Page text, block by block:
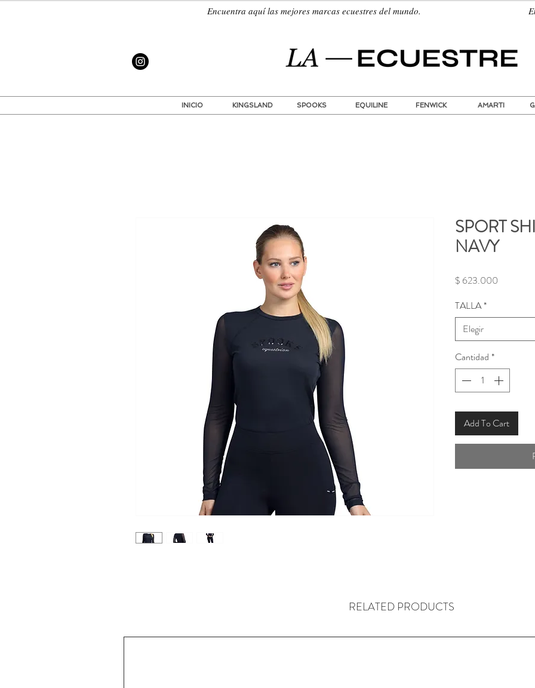
Encuentra aquí las mejores marcas ecuestres del mundo.
INICIO KINGSLAND SPOOKS EQUILINE FENWICK AMARTI
SPORT
NAVY
$ 623.000
TALLA*
Elegir
Cantidad *
Add To Cart
RELATED PRODUCTS